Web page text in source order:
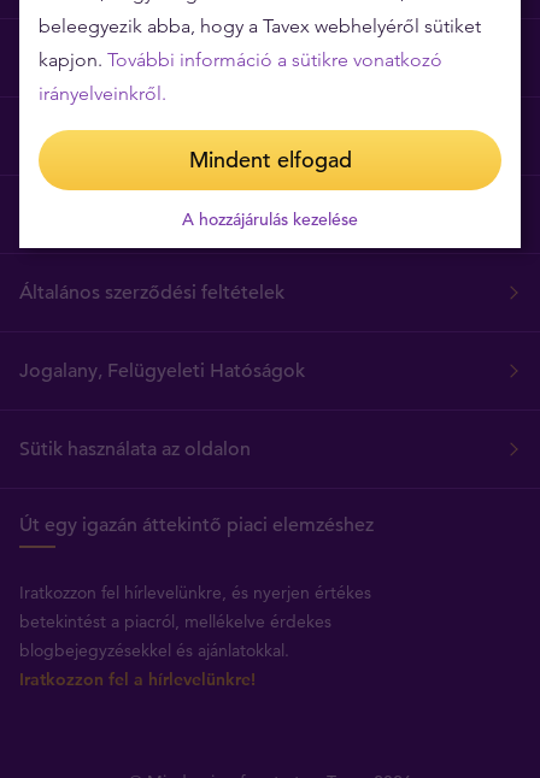
Miért épp a Tavex?
Árgarancia
Általános szerződési feltételek
Jogalany, Felügyeleti Hatóságok
Sütik használata az oldalon
Út egy igazán áttekintő piaci elemzéshez
Iratkozzon fel hírlevelünkre, és nyerjen értékes
betekintést a piacról, mellékelve érdekes
blogbejegyzésekkel és ajánlatokkal.
Iratkozzon fel a hírlevelünkre!
beleegyezik abba, hogy a Tavex webhelyéről sütiket
kapjon. További információ a sütikre vonatkozó
irányelveinkről.
Mindent elfogad
A hozzájárulás kezelése